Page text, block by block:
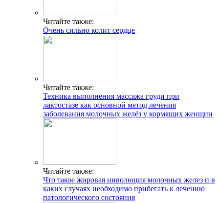
Читайте также:
Очень сильно колит сердце
Читайте также:
Техника выполнения массажа груди при
лактостазе как основной метод лечения
заболевания молочных желёз у кормящих женщин
Читайте также:
Что такое жировая инволюция молочных желез и в
каких случаях необходимо прибегать к лечению
патологического состояния